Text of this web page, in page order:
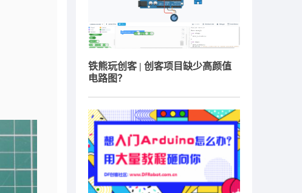
铁熊玩创客 | 创客项目缺少高颜值
电路图？